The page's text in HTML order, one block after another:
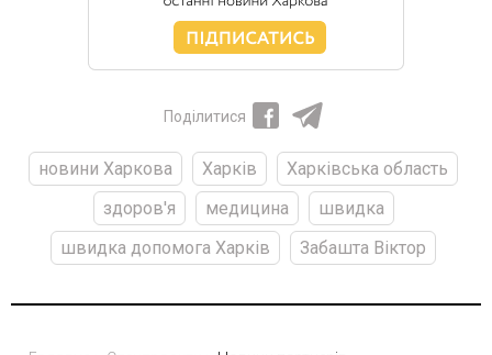
Поділитися
новини Харкова Харків
Харківська область
здоров'я
медицина
швидка
швидка допомога Харків
Забашта Віктор